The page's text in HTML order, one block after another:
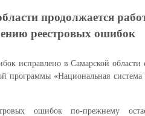
продолжается
реестровых ошибок
исправлено в Самарской области
программы «Национальная система
ошибок по-прежнему